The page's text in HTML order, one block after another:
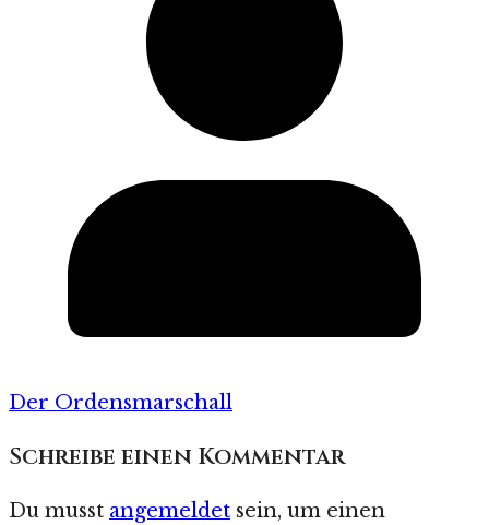
Der Ordensmarschall
Schreibe einen Kommentar
Du musst angemeldet sein, um einen